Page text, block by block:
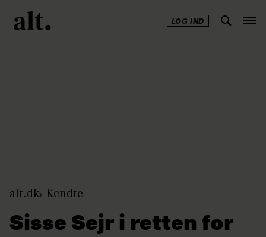
LOG IND
alt.dk Kendte
Sisse Sejr i retten for